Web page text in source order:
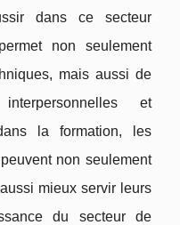
dans ce secteur
non seulement
mais aussi de
et
la formation, les
non seulement
mieux servir leurs
du secteur de